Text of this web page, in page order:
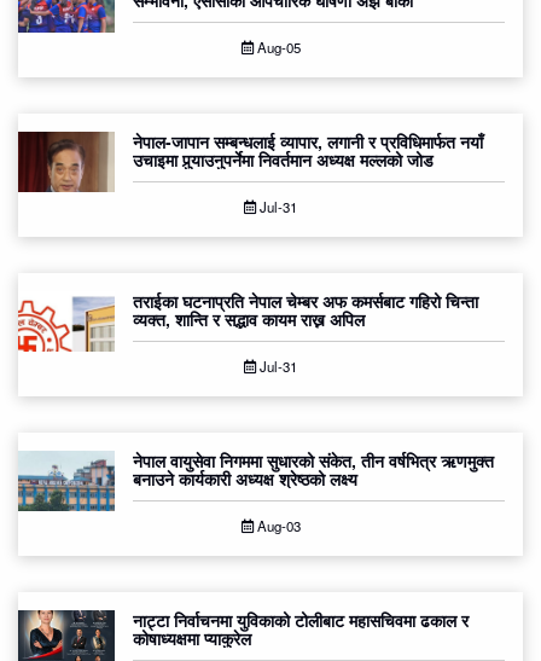
Aug-05
नेपाल-जापान सम्बन्धलाई व्यापार, लगानी र प्रविधिमार्फत नयाँ
उचाइमा पुर्‍याउनुपर्नेमा निवर्तमान अध्यक्ष मल्लको जोड
Jul-31
तराईका घटनाप्रति नेपाल चेम्बर अफ कमर्सबाट गहिरो चिन्ता
व्यक्त, शान्ति र सद्भाव कायम राख्न अपिल
Jul-31
नेपाल वायुसेवा निगममा सुधारको संकेत, तीन वर्षभित्र ऋणमुक्त
बनाउने कार्यकारी अध्यक्ष श्रेष्ठको लक्ष्य
Aug-03
नाट्टा निर्वाचनमा युविकाको टोलीबाट महासचिवमा ढकाल र
कोषाध्यक्षमा प्याकुरेल